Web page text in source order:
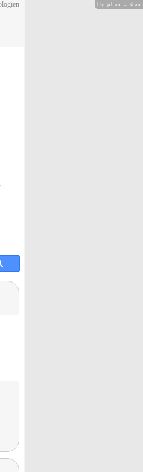
Hy-phen-a-tion